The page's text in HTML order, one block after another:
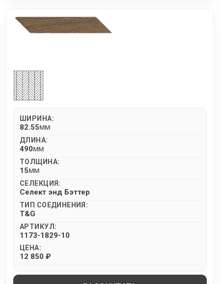
ШИРИНА:
82.55MM
ДЛИНА:
490MM
ТОЛЩИНА:
15MM
СЕЛЕКЦИЯ:
Селект энд Бэттер
ТИП СОЕДИНЕНИЯ:
T&G
АРТИКУЛ:
1173-1829-10
ЦЕНА:
12 850 ₽